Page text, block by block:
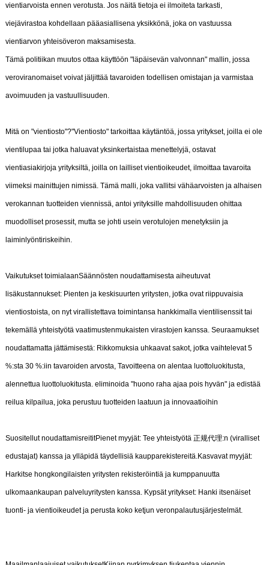
vientiarvoista ennen verotusta. Jos näitä tietoja ei ilmoiteta tarkasti,
viejävirastoa kohdellaan pääasiallisena yksikkönä, joka on vastuussa
vientiarvon yhteisöveron maksamisesta.
Tämä politiikan muutos ottaa käyttöön "läpäisevän valvonnan" mallin, jossa
veroviranomaiset voivat jäljittää tavaroiden todellisen omistajan ja varmistaa
avoimuuden ja vastuullisuuden.
Mitä on "vientiosto"?"Vientiosto" tarkoittaa käytäntöä, jossa yritykset, joilla ei ole
vientilupaa tai jotka haluavat yksinkertaistaa menettelyjä, ostavat
vientiasiakirjoja yrityksiltä, ​​joilla on lailliset vientioikeudet, ilmoittaa tavaroita
viimeksi mainittujen nimissä. Tämä malli, joka vallitsi vähäarvoisten ja alhaisen
verokannan tuotteiden viennissä, antoi yrityksille mahdollisuuden ohittaa
muodolliset prosessit, mutta se johti usein verotulojen menetyksiin ja
laiminlyöntiriskeihin.
Vaikutukset toimialaanSäännösten noudattamisesta aiheutuvat
lisäkustannukset: Pienten ja keskisuurten yritysten, jotka ovat riippuvaisia
vientiostoista, on nyt virallistettava toimintansa hankkimalla vientilisenssit tai
tekemällä yhteistyötä vaatimustenmukaisten virastojen kanssa. Seuraamukset
noudattamatta jättämisestä: Rikkomuksia uhkaavat sakot, jotka vaihtelevat 5
%:sta 30 %:iin tavaroiden arvosta, Tavoitteena on alentaa luottoluokitusta,
alennettua luottoluokitusta. eliminoida "huono raha ajaa pois hyvän" ja edistää
reilua kilpailua, joka perustuu tuotteiden laatuun ja innovaatioihin
Suositellut noudattamisreititPienet myyjät: Tee yhteistyötä 正规代理:n (viralliset
edustajat) kanssa ja ylläpidä täydellisiä kaupparekistereitä.Kasvavat myyjät:
Harkitse hongkongilaisten yritysten rekisteröintiä ja kumppanuutta
ulkomaankaupan palveluyritysten kanssa. Kypsät yritykset: Hanki itsenäiset
tuonti- ja vientioikeudet ja perusta koko ketjun veronpalautusjärjestelmät.